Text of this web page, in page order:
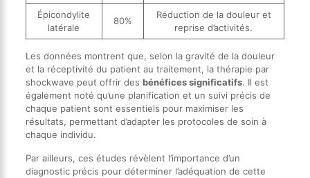
Épicondylite
latérale
80%
Réduction de la douleur et
reprise d’activités.
Les données montrent que, selon la gravité de la douleur
et la réceptivité du patient au traitement, la thérapie par
shockwave peut offrir des bénéfices significatifs. Il est
également noté qu’une planification et un suivi précis de
chaque patient sont essentiels pour maximiser les
résultats, permettant d’adapter les protocoles de soin à
chaque individu.
Par ailleurs, ces études révèlent l’importance d’un
diagnostic précis pour déterminer l’adéquation de cette